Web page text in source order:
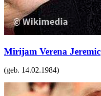
Mirijam Verena Jeremic
(geb. 14.02.1984)